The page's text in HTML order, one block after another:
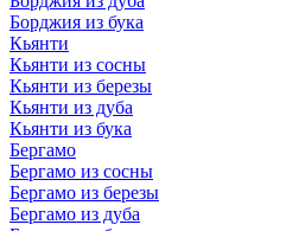
Борджия из бука
Кьянти
Кьянти из сосны
Кьянти из березы
Кьянти из дуба
Кьянти из бука
Бергамо
Бергамо из сосны
Бергамо из березы
Бергамо из дуба